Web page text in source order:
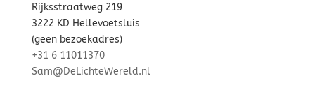
Rijksstraatweg 219
3222 KD Hellevoetsluis
(geen bezoekadres)
+31 6 11011370
Sam@DeLichteWereld.nl